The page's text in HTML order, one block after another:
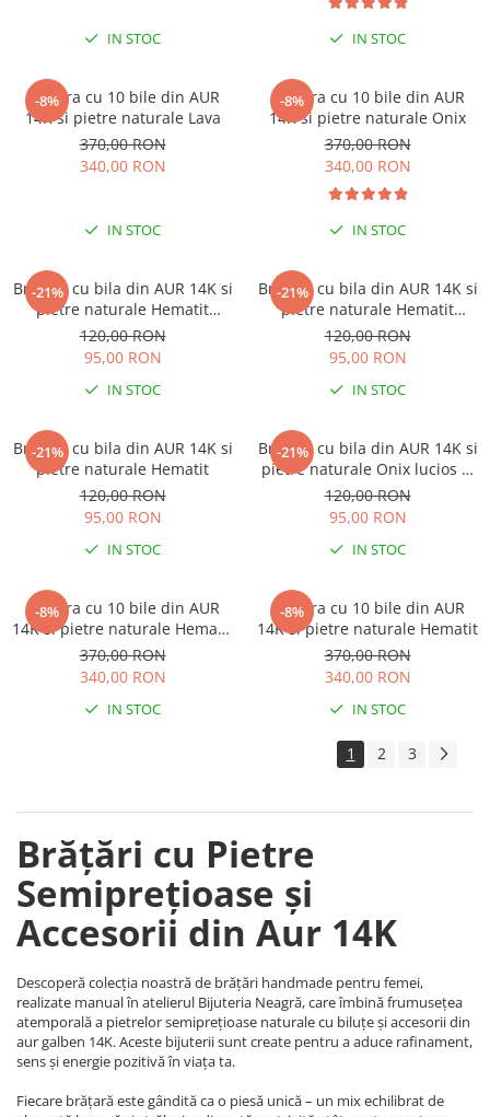
IN STOC IN STOC
-8%
Bratara cu 10 bile din AUR
14K si pietre naturale Lava
370,00 RON
340,00 RON
IN STOC
-8%
Bratara cu 10 bile din AUR
14K si pietre naturale Onix
370,00 RON
340,00 RON
IN STOC
-21%
Bratara cu bila din AUR 14K si
pietre naturale Hematit
albastru
120,00 RON
95,00 RON
IN STOC
-21%
Bratara cu bila din AUR 14K si
pietre naturale Hematit
discuri
120,00 RON
95,00 RON
IN STOC
-21%
Bratara cu bila din AUR 14K si
pietre naturale Hematit
120,00 RON
95,00 RON
IN STOC
-21%
Bratara cu bila din AUR 14K si
pietre naturale Onix lucios si
mat
120,00 RON
95,00 RON
IN STOC
-8%
Bratara cu 10 bile din AUR
14K si pietre naturale Hematit
albastru
370,00 RON
340,00 RON
IN STOC
-8%
Bratara cu 10 bile din AUR
14K si pietre naturale Hematit
370,00 RON
340,00 RON
IN STOC
1 2 3
Brățări cu Pietre
Semiprețioase și
Accesorii din Aur 14K
Descoperă colecția noastră de brățări handmade pentru femei,
realizate manual în atelierul Bijuteria Neagră, care îmbină frumusețea
atemporală a pietrelor semiprețioase naturale cu biluțe și accesorii din
aur galben 14K. Aceste bijuterii sunt create pentru a aduce rafinament,
sens și energie pozitivă în viața ta.
Fiecare brățară este gândită ca o piesă unică – un mix echilibrat de